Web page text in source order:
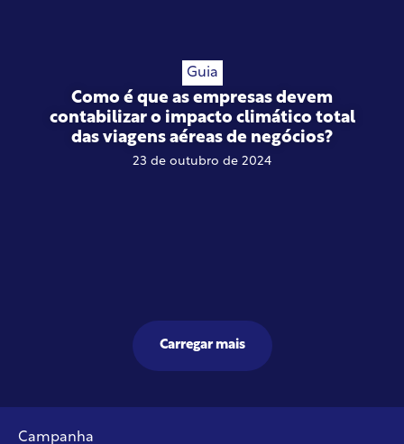
Guia
Como é que as empresas devem
contabilizar o impacto climático total
das viagens aéreas de negócios?
23 de outubro de 2024
Carregar mais
Campanha